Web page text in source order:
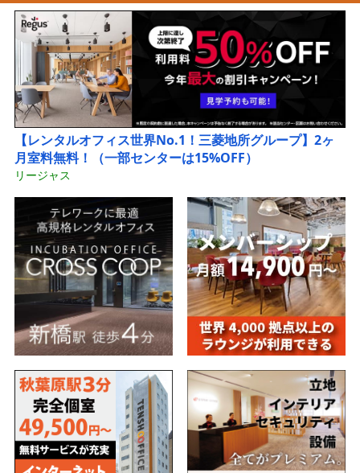
【レンタルオフィス世界No.1！三菱地所グループ】2ヶ
月室料無料！（一部センターは15%OFF）
リージャス